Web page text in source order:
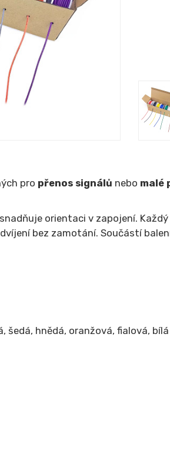
pro přenos signálů nebo malé
orientaci v zapojení.
bez zamotání. Součástí
šedá, hnědá, oranžová, fialová, bílá